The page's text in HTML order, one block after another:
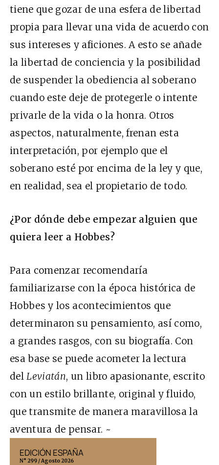
tiene que gozar de una esfera de libertad
propia para llevar una vida de acuerdo con
sus intereses y aficiones. A esto se añade
la libertad de conciencia y la posibilidad
de suspender la obediencia al soberano
cuando este deje de protegerle o intente
privarle de la vida o la honra. Otros
aspectos, naturalmente, frenan esta
interpretación, por ejemplo que el
soberano esté por encima de la ley y que,
en realidad, sea el propietario de todo.
¿Por dónde debe empezar alguien que
quiera leer a Hobbes?
Para comenzar recomendaría
familiarizarse con la época histórica de
Hobbes y los acontecimientos que
determinaron su pensamiento, así como,
a grandes rasgos, con su biografía. Con
esa base se puede acometer la lectura
delLeviatán, un libro apasionante, escrito
con un estilo brillante, original y fluido,
que transmite de manera maravillosa la
aventura de pensar. ~
EDICIÓN ESPAÑA
N° 299 / Agosto 2026